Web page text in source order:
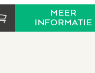
MEER
INFORMATIE